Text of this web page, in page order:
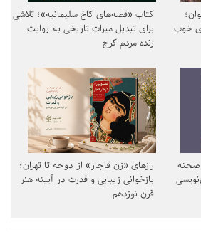
خوب
کتاب «قصه‌های کاخ سلیمانیه»؛ تلاشی
برای تبدیل میراث تاریخی به روایت
زنده مردم کرج
صحنه
رازهای «زن قاجار» از دوحه تا تهران؛
بازخوانی زیبایی و قدرت در آیینه هنر
قرن نوزدهم